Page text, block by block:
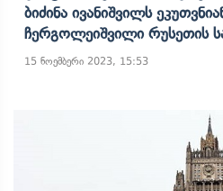
Ბიძინა Ივანიშვილს
Ჩერგოლეიშვილი Რუსეთის
15 ნოემბერი 2023, 15:53